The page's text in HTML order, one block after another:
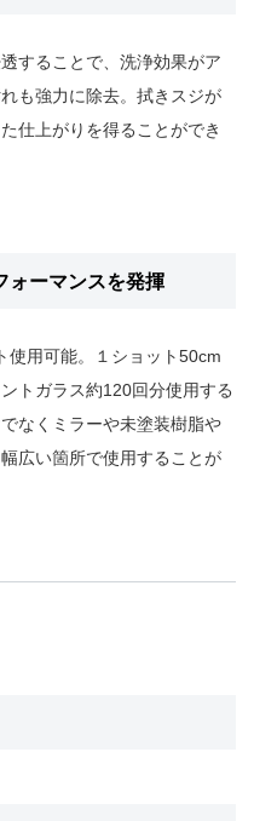
することで、洗浄効果がア
も強力に除去。拭きスジが
仕上がりを得ることができ
ーマンスを発揮
使用可能。１ショット50cm
トガラス約120回分使用する
なくミラーや未塗装樹脂や
広い箇所で使用することが